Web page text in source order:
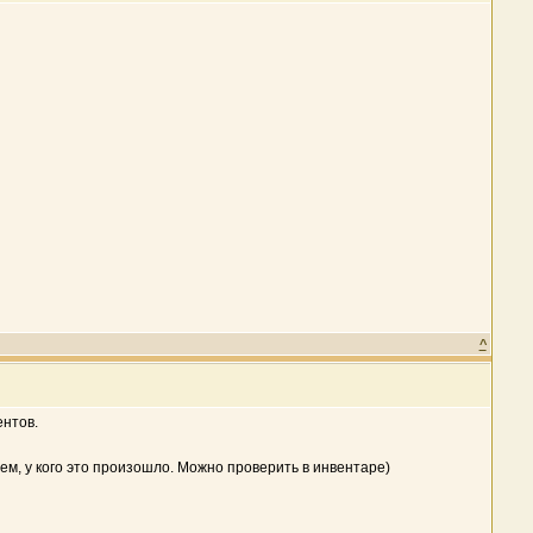
^
у кого это произошло. Можно проверить в инвентаре)